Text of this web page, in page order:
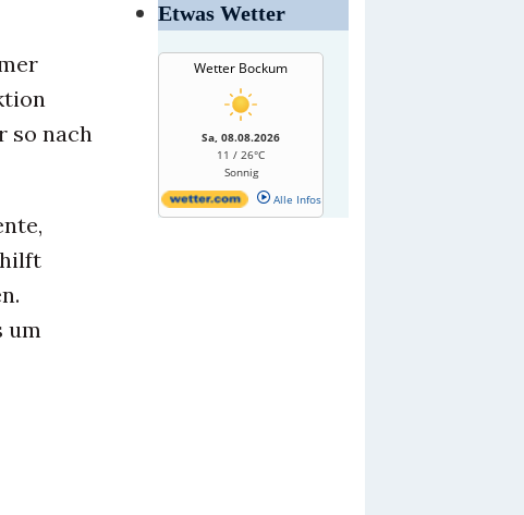
so nach
um
Etwas Wetter
Wetter Bockum
Sa, 08.08.2026
11 / 26°C
Sonnig
Alle Infos